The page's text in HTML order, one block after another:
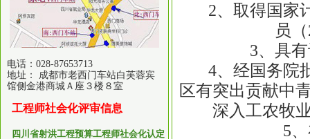
电话：028-87653713
地址： 成都市老西门车站白芙蓉宾
馆侧金港商城Ａ座３楼８室
工程师社会化评审信息
四川省射洪工程预算工程师社会化认定
2、取得国家计
员
3、具有
4、经国务院批
区有突出贡献中
深入工农牧
5、在